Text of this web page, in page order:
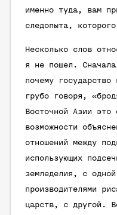
именно туда, вам
следопыта,
Несколько слов
я не пошел.
почему государство
грубо говоря,
Восточной Азии это
возможности
отношений между
использующих
земледелия, с
производителями
царств, с другой.